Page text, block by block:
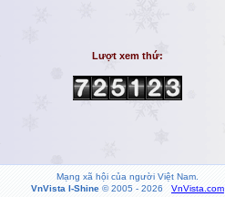
Lượt xem thứ:
Mạng xã hội của người Việt Nam.
VnVista I-Shine © 2005 - 2026 VnVista.com